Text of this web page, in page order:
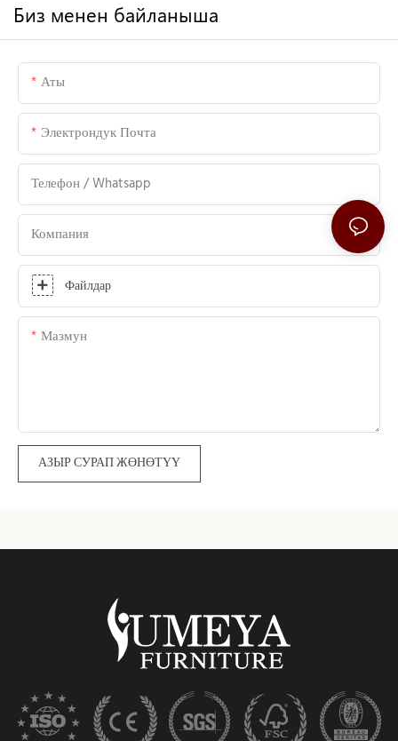
Биз менен байланыша
Аты
Электрондук Почта
Телефон / Whatsapp
Компания
Файлдар
Мазмун
АЗЫР СУРАП ЖӨНӨТҮҮ